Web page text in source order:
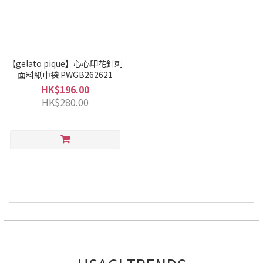
【gelato pique】心心印花針刺
面料紙巾袋 PWGB262621
HK$196.00
HK$280.00